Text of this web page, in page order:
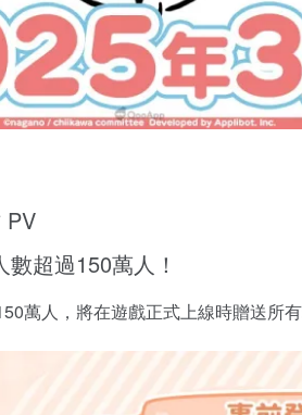
PV
超過150萬人！
萬人，將在遊戲正式上線時贈送所